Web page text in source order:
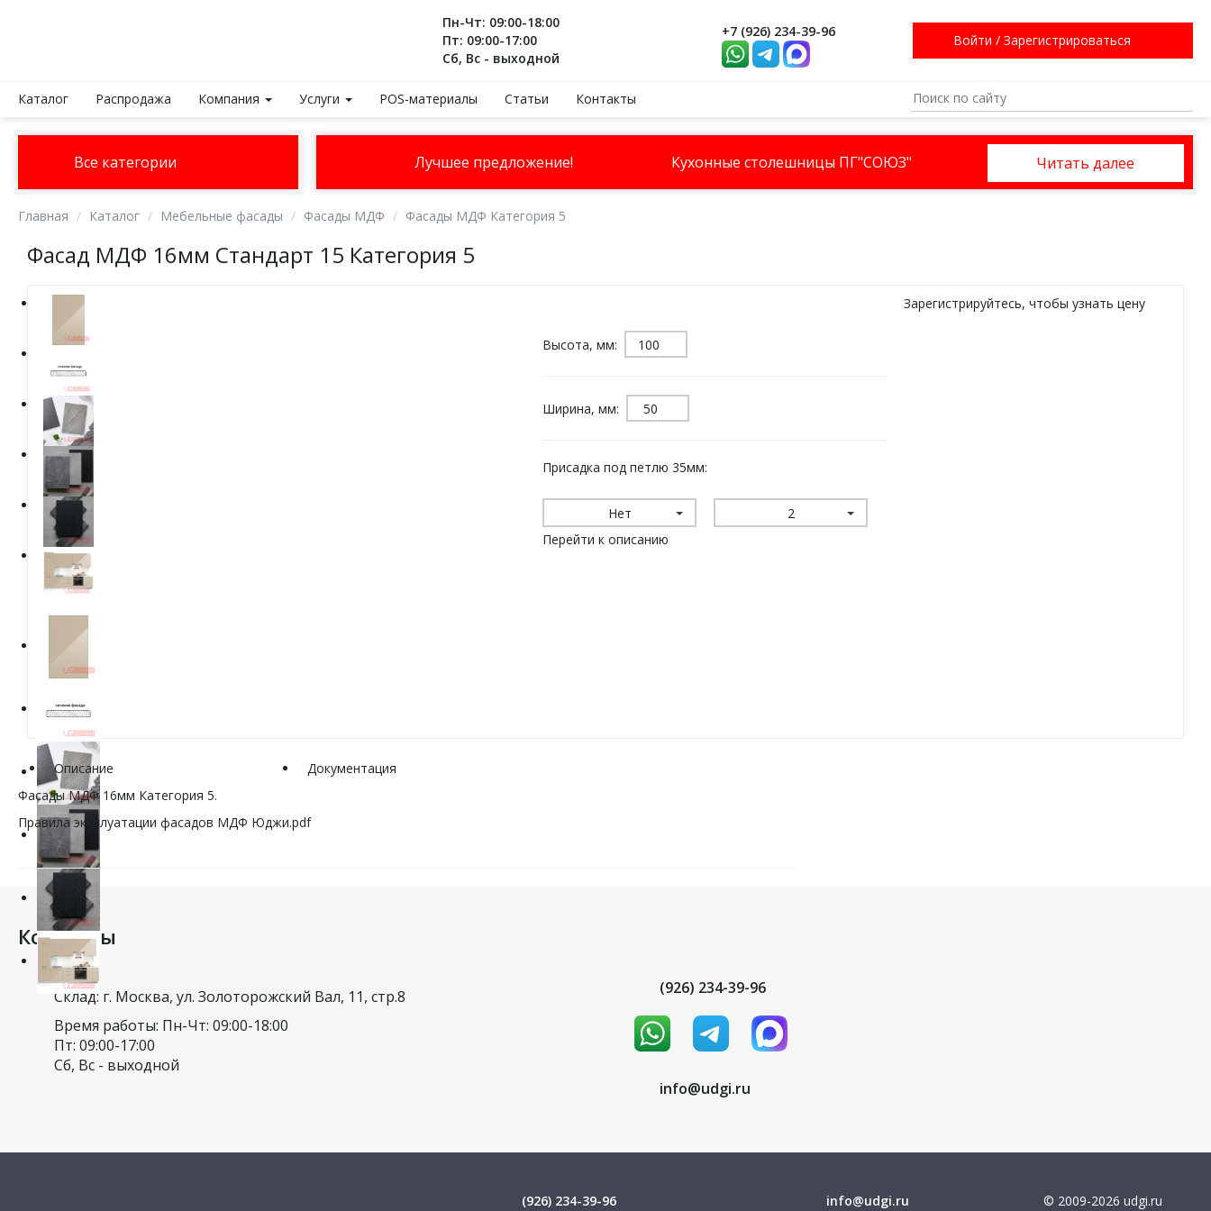
Пн-Чт: 09:00-18:00
Пт: 09:00-17:00
Сб, Вс - выходной
+7 (926) 234-39-96
Войти / Зарегистрироваться
Каталог Распродажа Компания Услуги POS-материалы Статьи Контакты
Все категории Лучшее предложение! Кухонные столешницы ПГ"СОЮЗ" Читать далее
Главная Каталог Мебельные фасады Фасады МДФ Фасады МДФ Категория 5
Фасад МДФ 16мм Стандарт 15 Категория 5
Высота, мм:
Ширина, мм:
Присадка под петлю 35мм:
Нет
2
Перейти к описанию
Зарегистрируйтесь, чтобы узнать цену
Описание
Документация
Фасады МДФ 16мм Категория 5.
Правила эксплуатации фасадов МДФ Юджи.pdf
Контакты
Склад: г. Москва, ул. Золоторожский Вал, 11, стр.8
Время работы: Пн-Чт: 09:00-18:00
Пт: 09:00-17:00
Сб, Вс - выходной
(926) 234-39-96
info@udgi.ru
(926) 234-39-96 info@udgi.ru © 2009-2026 udgi.ru